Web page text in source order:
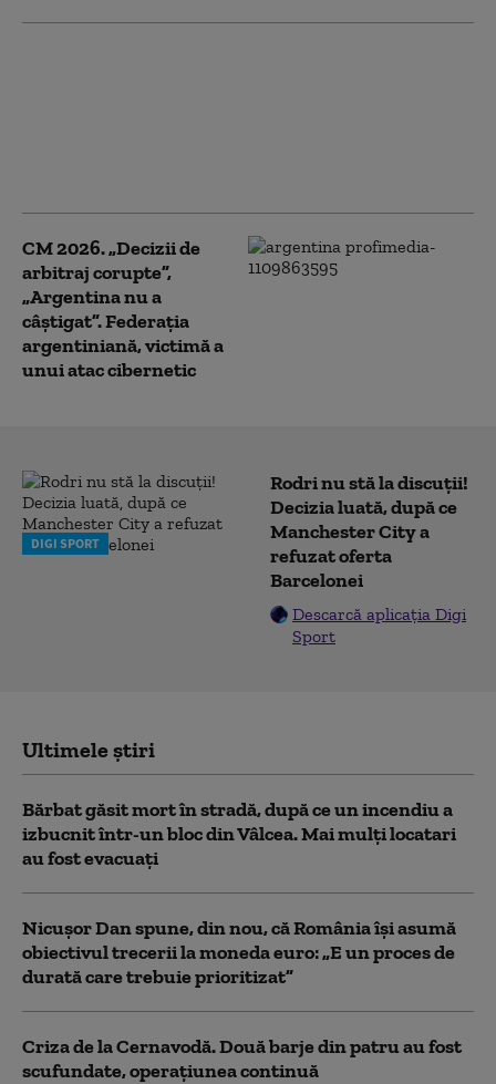
CM 2026. „Decizii de
arbitraj corupte”,
„Argentina nu a
câştigat”. Federaţia
argentiniană, victimă a
unui atac cibernetic
DIGI SPORT
Rodri nu stă la discuții!
Decizia luată, după ce
Manchester City a
refuzat oferta
Barcelonei
Descarcă aplicația Digi
Sport
Ultimele știri
Bărbat găsit mort în stradă, după ce un incendiu a
izbucnit într-un bloc din Vâlcea. Mai mulți locatari
au fost evacuați
Nicușor Dan spune, din nou, că România își asumă
obiectivul trecerii la moneda euro: „E un proces de
durată care trebuie prioritizat”
Criza de la Cernavodă. Două barje din patru au fost
scufundate, operațiunea continuă